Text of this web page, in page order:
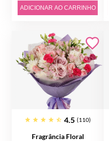
ADICIONAR AO CARRINHO
4.5 (110)
Fragrância Floral